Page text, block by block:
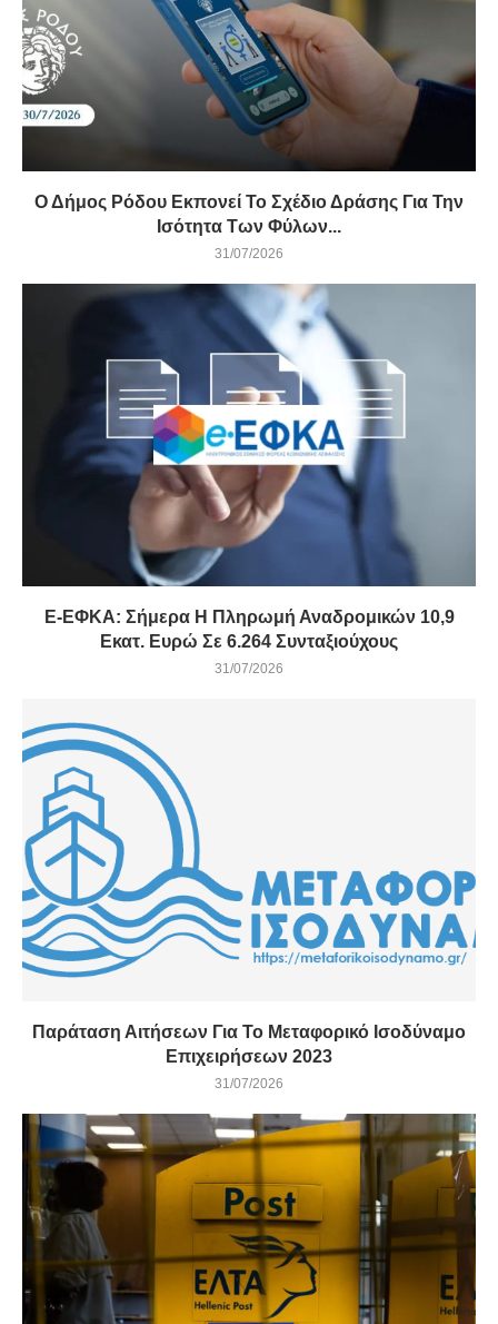
Ο Δήμος Ρόδου Εκπονεί Το Σχέδιο Δράσης Για Την
Ισότητα Των Φύλων...
31/07/2026
E-ΕΦΚΑ: Σήμερα Η Πληρωμή Αναδρομικών 10,9
Εκατ. Ευρώ Σε 6.264 Συνταξιούχους
31/07/2026
Παράταση Αιτήσεων Για Το Μεταφορικό Ισοδύναμο
Επιχειρήσεων 2023
31/07/2026